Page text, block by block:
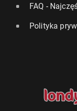
FAQ -
Polityka